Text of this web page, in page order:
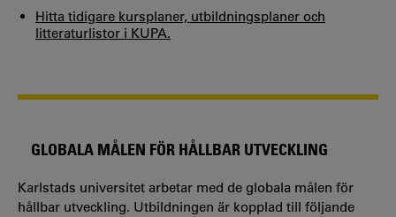
Hitta tidigare kursplaner, utbildningsplaner och
litteraturlistor i KUPA.
GLOBALA MÅLEN FÖR HÅLLBAR UTVECKLING
Karlstads universitet arbetar med de globala målen för
hållbar utveckling. Utbildningen är kopplad till följande